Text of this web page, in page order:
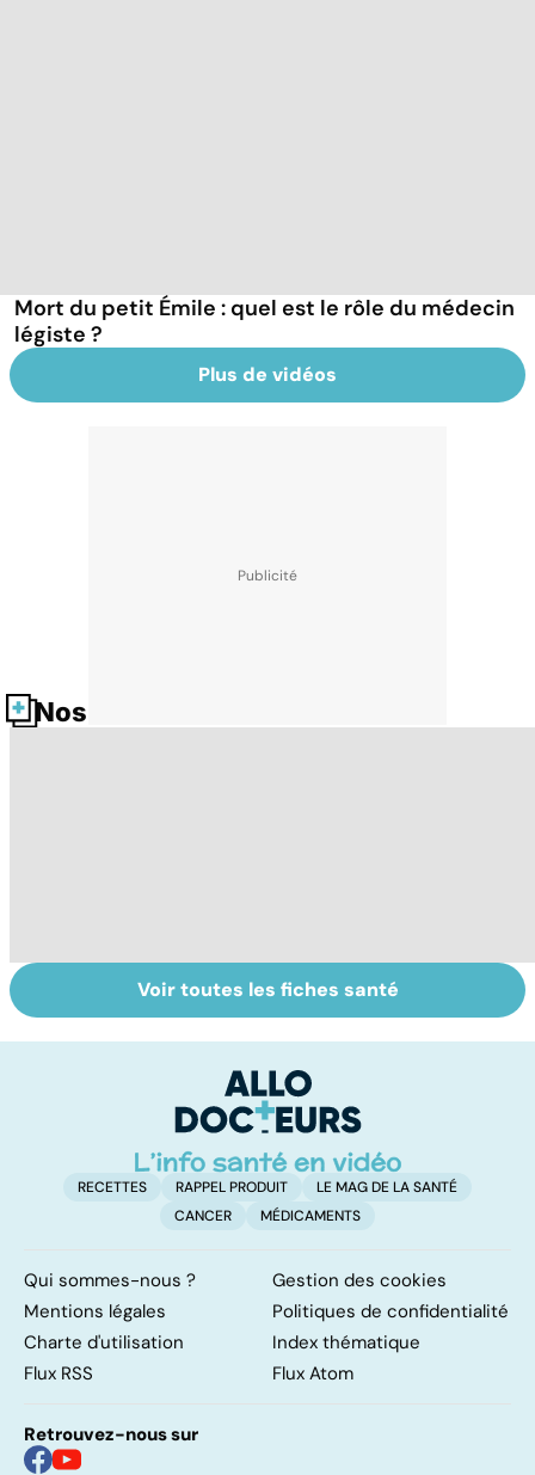
Mort du petit Émile : quel est le rôle du médecin
légiste ?
Plus de vidéos
Nos fiches santé
Mediator® : les
cardiologues en
Mediator® : le
début d'une
Voir toutes les fiches santé
RECETTES RAPPEL PRODUIT
LE MAG DE LA SANTÉ
CANCER
MÉDICAMENTS
Qui sommes-nous ?
Gestion des cookies
Mentions légales
Politiques de confidentialité
Charte d'utilisation
Index thématique
Flux RSS
Flux Atom
Retrouvez-nous sur